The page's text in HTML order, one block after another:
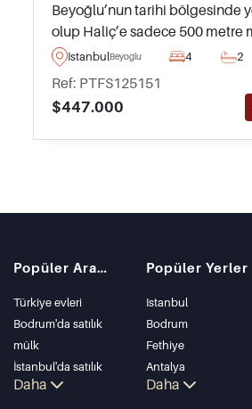
Beyoğlu’nun tarihi bölgesinde
olup Haliç’e sadece 500 metre
yatırımcılar ve hemen kira
isteyenler için idealdir.
IstanbulBeyoglu 4 2
Ref: PTFS125151
$447.000
Popüler Aramalar
Türkiye evleri
Bodrum'da satılık
mülk
İstanbul'da satılık
daire
Daha
Popüler Yerler
Istanbul
Bodrum
Fethiye
Antalya
Kalkan
Daha